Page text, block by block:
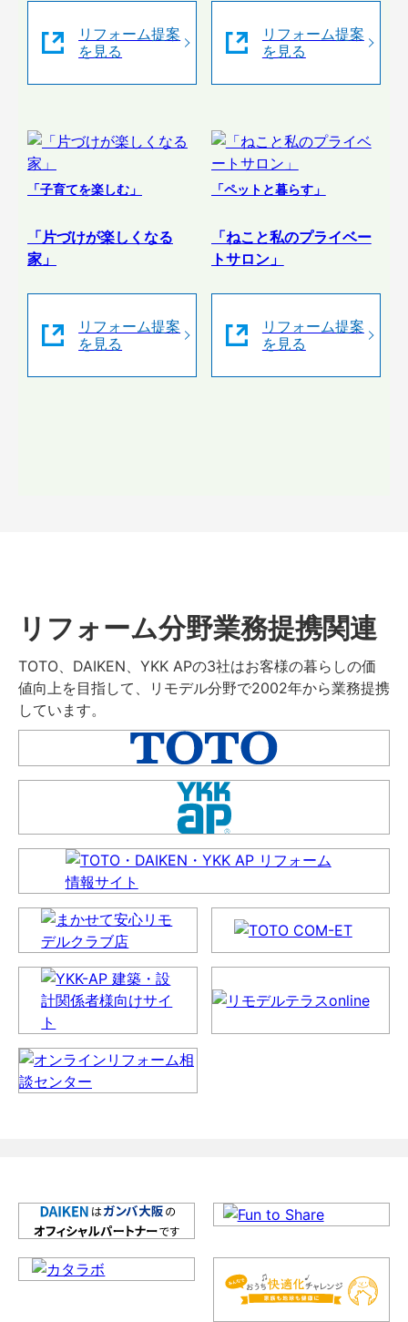
リフォーム提案
を見る
リフォーム提案
を見る
「子育てを楽しむ」
「片づけが楽しくなる
家」
リフォーム提案
を見る
「ペットと暮らす」
「ねこと私のプライベー
トサロン」
リフォーム提案
を見る
リフォーム分野業務提携関連
TOTO、DAIKEN、YKK APの3社はお客様の暮らしの価
値向上を目指して、リモデル分野で2002年から業務提携
しています。